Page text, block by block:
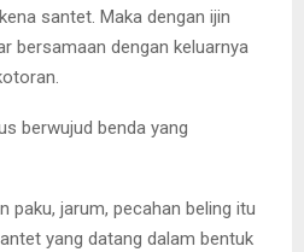
santet. Maka dengan ijin
bersamaan dengan keluarnya
berwujud benda yang
paku, jarum, pecahan beling itu
yang datang dalam bentuk